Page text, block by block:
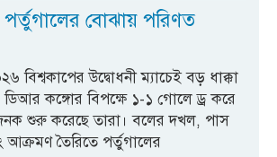
বোঝায় পরিণত
বিশ্বকাপের উদ্বোধনী ম্যাচেই বড় ধাক্কা
ডিআর কঙ্গোর বিপক্ষে ১-১ গোলে ড্র করে
শুরু করেছে তারা। বলের দখল, পাস
আক্রমণ তৈরিতে পর্তুগালের